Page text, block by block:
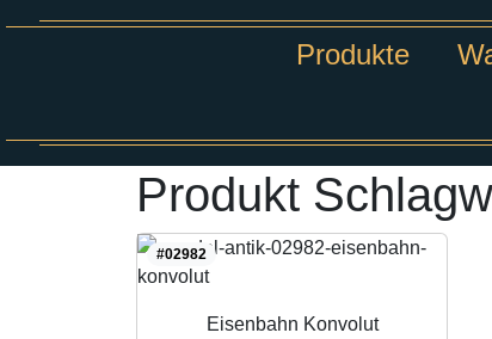
Produkte
Produkt
#02982
Eisenbahn Konvolut